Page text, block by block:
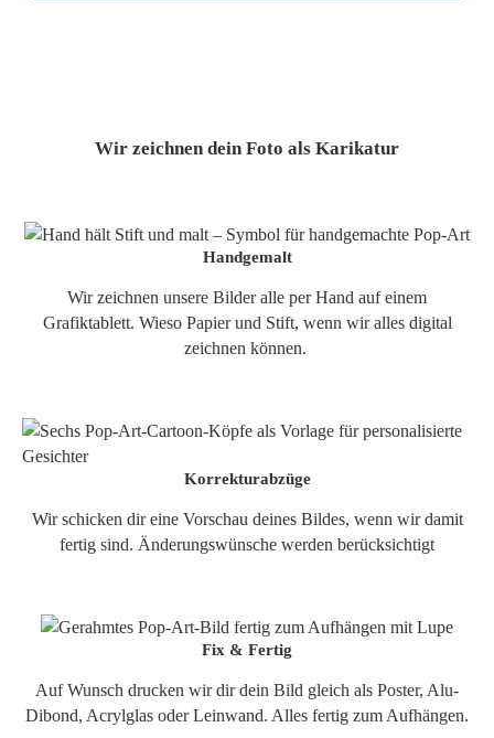
Wir zeichnen dein Foto als Karikatur
Handgemalt
Wir zeichnen unsere Bilder alle per Hand auf einem
Grafiktablett. Wieso Papier und Stift, wenn wir alles digital
zeichnen können.
Korrekturabzüge
Wir schicken dir eine Vorschau deines Bildes, wenn wir damit
fertig sind. Änderungswünsche werden berücksichtigt
Fix & Fertig
Auf Wunsch drucken wir dir dein Bild gleich als Poster, Alu-
Dibond, Acrylglas oder Leinwand. Alles fertig zum Aufhängen.